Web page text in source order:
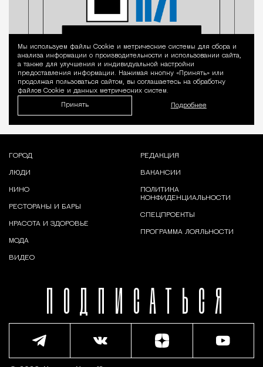
Уведомление
Мы используем файлы Сookie и метрические системы для сбора и
анализа информации о производительности и использовании сайта,
а также для улучшения и индивидуальной настройки
предоставления информации. Нажимая кнопку «Принять» или
продолжая пользоваться сайтом, вы соглашаетесь на обработку
файлов Cookie и данных метрических систем.
Принять Подробнее
ПОДПИСАТЬСЯ
ГОРОД
ЛЮДИ
КИНО
РЕСТОРАНЫ И БАРЫ
КРАСОТА И ЗДОРОВЬЕ
МОДА
ВИДЕО
РЕДАКЦИЯ
ВАКАНСИИ
ПОЛИТИКА
КОНФИДЕНЦИАЛЬНОСТИ
СПЕЦПРОЕКТЫ
ПРОГРАММА ЛОЯЛЬНОСТИ